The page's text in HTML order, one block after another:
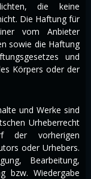
die keine
Die Haftung für
vom Anbieter
sowie die Haftung
und
Körpers oder der
und Werke sind
Urheberrecht
der vorherigen
oder Urhebers.
Bearbeitung,
bzw. Wiedergabe